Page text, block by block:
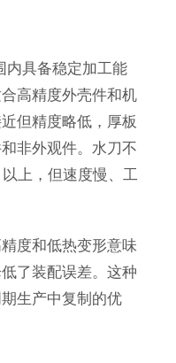
内具备稳定加工能
高精度外壳件和机
但精度略低，厚板
非外观件。水刀不
上，但速度慢、工
度和低热变形意味
了装配误差。这种
生产中复制的优